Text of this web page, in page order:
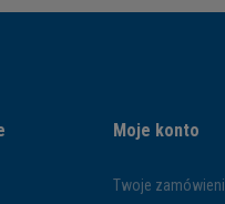
Moje konto
Twoje